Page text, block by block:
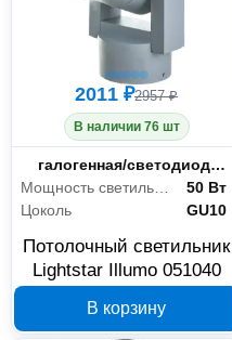
2011 ₽2957 ₽
В наличии 76 шт
Тип лампы
галогенная/светодиодная
50 Вт
Цоколь
GU10
Потолочный светильник
Lightstar Illumo 051040
В корзину